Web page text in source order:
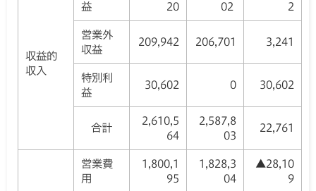
収益的
収入
益
20
02
2
営業外
収益
209,942 206,701 3,241
特別利
益
30,602 0 30,602
合計
2,610,5
64
2,587,8
03
22,761
営業費
用
1,800,1
95
1,828,3
04
▲28,10
9